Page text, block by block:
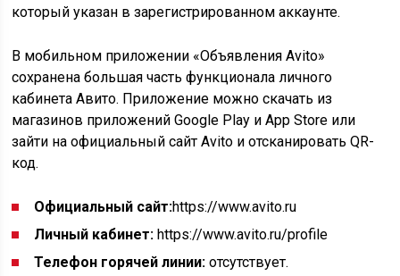
который указан в зарегистрированном аккаунте.
В мобильном приложении «Объявления Avito»
сохранена большая часть функционала личного
кабинета Авито. Приложение можно скачать из
магазинов приложений Google Play и App Store или
зайти на официальный сайт Avito и отсканировать QR-
код.
Официальный сайт:https://www.avito.ru
Личный кабинет: https://www.avito.ru/profile
Телефон горячей линии: отсутствует.